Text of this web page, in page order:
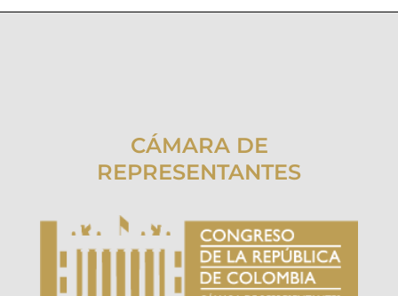
CÁMARA DE
REPRESENTANTES